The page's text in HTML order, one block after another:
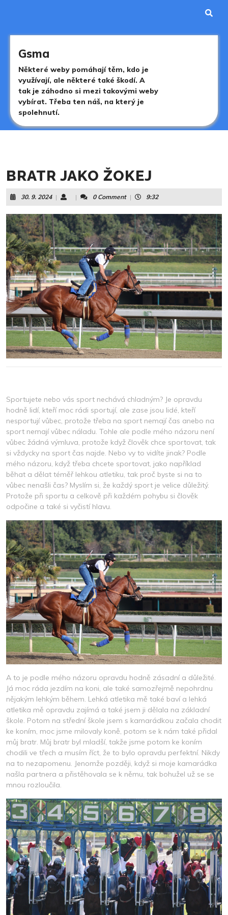
Gsma
Některé weby pomáhají těm, kdo je
využívají, ale některé také škodí. A
tak je záhodno si mezi takovými weby
vybírat. Třeba ten náš, na který je
spolehnutí.
BRATR JAKO ŽOKEJ
30. 9. 202430.
9.
2024
| | 0 Comment | 9:32
Sportujete nebo vás sport nechává chladným? Je opravdu
hodně lidí, kteří moc rádi sportují, ale zase jsou lidé, kteří
nesportují vůbec, protože třeba na sport nemají čas anebo na
sport nemají vůbec náladu. Tohle ale podle mého názoru není
vůbec žádná výmluva, protože když člověk chce sportovat, tak
si vždycky na sport čas najde. Nebo vy to vidíte jinak? Podle
mého názoru, když třeba chcete sportovat, jako například
běhat a dělat téměř lehkou atletiku, tak proč byste si na to
vůbec nenašli čas? Myslím si, že každý sport je velice důležitý.
Protože při sportu a celkově při každém pohybu si člověk
odpočine a také si vyčistí hlavu.
A to je podle mého názoru opravdu hodně zásadní a důležité.
Já moc ráda jezdím na koni, ale také samozřejmě nepohrdnu
nějakým lehkým během. Lehká atletika mě také baví a lehká
atletika mě opravdu zajímá a také jsem ji dělala na základní
škole. Potom na střední škole jsem s kamarádkou začala chodit
ke koním, moc jsme milovaly koně, potom se k nám také přidal
můj bratr. Můj bratr byl mladší, takže jsme potom ke koním
chodili ve třech a musím říct, že to bylo opravdu perfektní. Nikdy
na to nezapomenu. Jenomže později, když si moje kamarádka
našla partnera a přistěhovala se k němu, tak bohužel už se se
mnou rozloučila.